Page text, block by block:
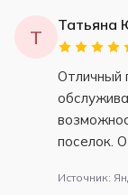
Т
Татьяна
Отличный
поселок.
Источник: